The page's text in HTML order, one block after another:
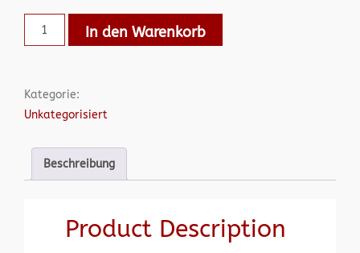
In den Warenkorb
Kategorie:
Unkategorisiert
Beschreibung
Product Description